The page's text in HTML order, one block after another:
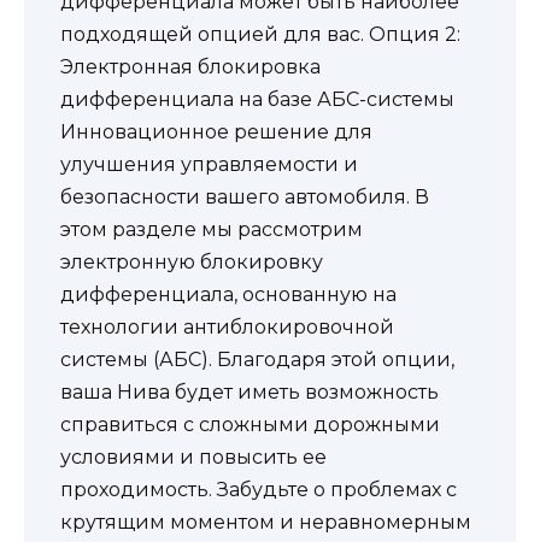
подходящей опцией для вас. Опция 2:
Электронная блокировка
дифференциала на базе АБС-системы
Инновационное решение для
улучшения управляемости и
безопасности вашего автомобиля. В
этом разделе мы рассмотрим
электронную блокировку
дифференциала, основанную на
технологии антиблокировочной
системы (АБС). Благодаря этой опции,
ваша Нива будет иметь возможность
справиться с сложными дорожными
условиями и повысить ее
проходимость. Забудьте о проблемах с
крутящим моментом и неравномерным